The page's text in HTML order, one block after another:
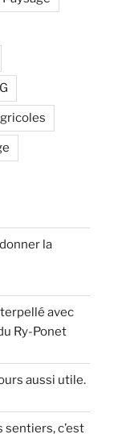
la
avec
Ry-Ponet
aussi utile.
sentiers, c’est